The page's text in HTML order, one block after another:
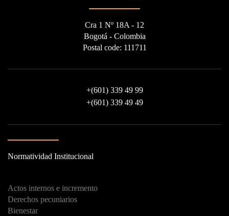
Cra 1 Nº 18A - 12
Bogotá - Colombia
Postal code: 111711
+(601) 339 49 99
+(601) 339 49 49
Normatividad Institucional
Actos internos e incremento
Derechos pecuniarios
Bienestar